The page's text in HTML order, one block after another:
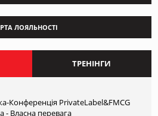
ЛОЯЛЬНОСТІ
ТРЕНІНГИ
Конференція PrivateLabel&FMCG
- Власна перевага